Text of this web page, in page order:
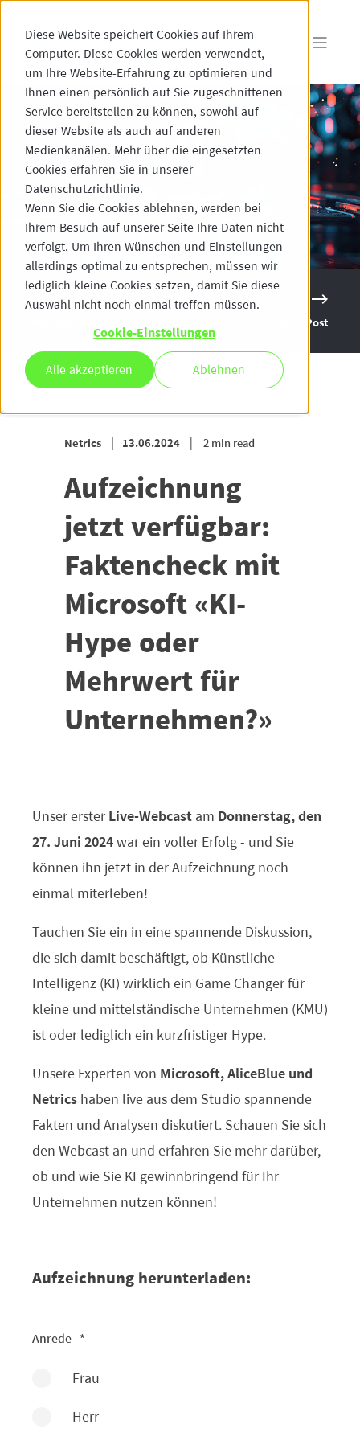
Diese Website speichert Cookies auf Ihrem
Computer. Diese Cookies werden verwendet,
um Ihre Website-Erfahrung zu optimieren und
Ihnen einen persönlich auf Sie zugeschnittenen
Service bereitstellen zu können, sowohl auf
dieser Website als auch auf anderen
Medienkanälen. Mehr über die eingesetzten
Cookies erfahren Sie in unserer
Datenschutzrichtlinie.
Wenn Sie die Cookies ablehnen, werden bei
Ihrem Besuch auf unserer Seite Ihre Daten nicht
verfolgt. Um Ihren Wünschen und Einstellungen
allerdings optimal zu entsprechen, müssen wir
lediglich kleine Cookies setzen, damit Sie diese
Auswahl nicht noch einmal treffen müssen.
Cookie-Einstellungen
Alle akzeptieren Ablehnen
Next Post
Netrics 13.06.2024 2 min read
Aufzeichnung
jetzt verfügbar:
Faktencheck mit
Microsoft «KI-
Hype oder
Mehrwert für
Unternehmen?»
Unser erster Live-Webcast am Donnerstag, den
27. Juni 2024 war ein voller Erfolg - und Sie
können ihn jetzt in der Aufzeichnung noch
einmal miterleben!
Tauchen Sie ein in eine spannende Diskussion,
die sich damit beschäftigt, ob Künstliche
Intelligenz (KI) wirklich ein Game Changer für
kleine und mittelständische Unternehmen (KMU)
ist oder lediglich ein kurzfristiger Hype.
Unsere Experten von Microsoft, AliceBlue und
Netrics haben live aus dem Studio spannende
Fakten und Analysen diskutiert. Schauen Sie sich
den Webcast an und erfahren Sie mehr darüber,
ob und wie Sie KI gewinnbringend für Ihr
Unternehmen nutzen können!
Aufzeichnung herunterladen:
Anrede *
Frau
Herr